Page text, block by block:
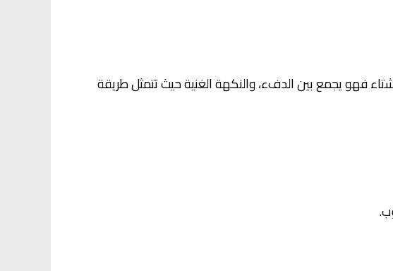
فهو يجمع بين الدفء، والنكهة الغنية حيث تتمثل طريقة